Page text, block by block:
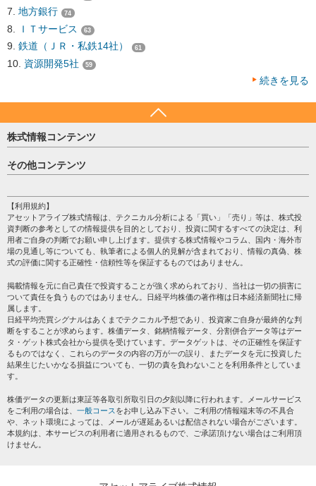
地方銀行 74
ＩＴサービス 63
鉄道（ＪＲ・私鉄14社） 61
資源開発5社 59
続きを見る
株式情報コンテンツ
日経平均
売買シグナル
注目銘柄
株テーマ情報
海外市況
投資カレンダー
格付け情報
その他コンテンツ
個人情報保護方針
プライバシーポリシー
会社案内
サイトマップ
過去データ
【利用規約】
アセットアライブ株式情報は、テクニカル分析による「買い」「売り」等は、株式投
資判断の参考としての情報提供を目的としており、投資に関するすべての決定は、利
用者ご自身の判断でお願い申し上げます。提供する株式情報やコラム、国内・海外市
場の見通し等についても、執筆者による個人的見解が含まれており、情報の真偽、株
式の評価に関する正確性・信頼性等を保証するものではありません。
掲載情報を元に自己責任で投資することが強く求められており、当社は一切の損害に
ついて責任を負うものではありません。日経平均株価の著作権は日本経済新聞社に帰
属します。
日経平均売買シグナルはあくまでテクニカル予想であり、投資家ご自身が最終的な判
断をすることが求めらます。株価データ、銘柄情報データ、分割併合データ等はデー
タ・ゲット株式会社から提供を受けています。データゲットは、その正確性を保証す
るものではなく、これらのデータの内容の万が一の誤り、またデータを元に投資した
結果生じたいかなる損益についても、一切の責を負わないことを利用条件としていま
す。
株価データの更新は東証等各取引所取引日の夕刻以降に行われます。メールサービス
をご利用の場合は、 一般コース をお申し込み下さい。ご利用の情報端末等の不具合
や、ネット環境によっては、メールが遅延あるいは配信されない場合がございます。
本規約は、本サービスの利用者に適用されるもので、ご承諾頂けない場合はご利用頂
けません。